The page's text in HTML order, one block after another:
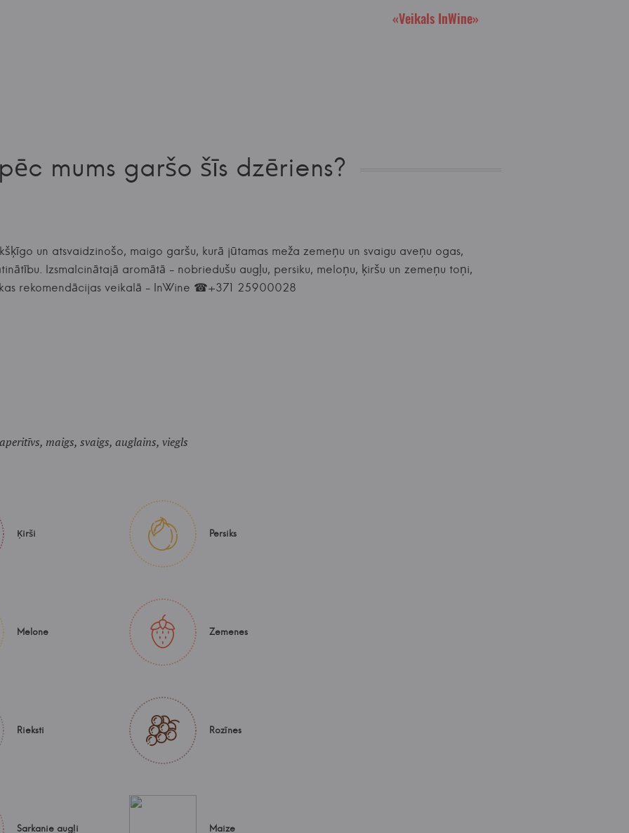
«Veikals InWine»
mums garšo šīs dzēriens?
un atsvaidzinošo, maigo garšu, kurā jūtamas meža zemeņu un svaigu aveņu ogas,
Izsmalcinātajā aromātā - nobriedušu augļu, persiku, meloņu, ķiršu un zemeņu toņi,
rekomendācijas veikalā - InWine ☎+371 25900028
maigs, svaigs, auglains, viegls
Ķirši Persiks
Melone Zemenes
Rieksti Rozīnes
Sarkanie augļi Maize